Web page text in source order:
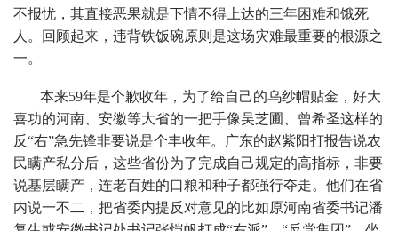
不报忧，其直接恶果就是下情不得上达的三年困难和饿死
人。回顾起来，违背铁饭碗原则是这场灾难最重要的根源之
一。
本来59年是个歉收年，为了给自己的乌纱帽贴金，好大
喜功的河南、安徽等大省的一把手像吴芝圃、曾希圣这样的
反“右”急先锋非要说是个丰收年。广东的赵紫阳打报告说农
民瞒产私分后，这些省份为了完成自己规定的高指标，非要
说基层瞒产，连老百姓的口粮和种子都强行夺走。他们在省
内说一不二，把省委内提反对意见的比如原河南省委书记潘